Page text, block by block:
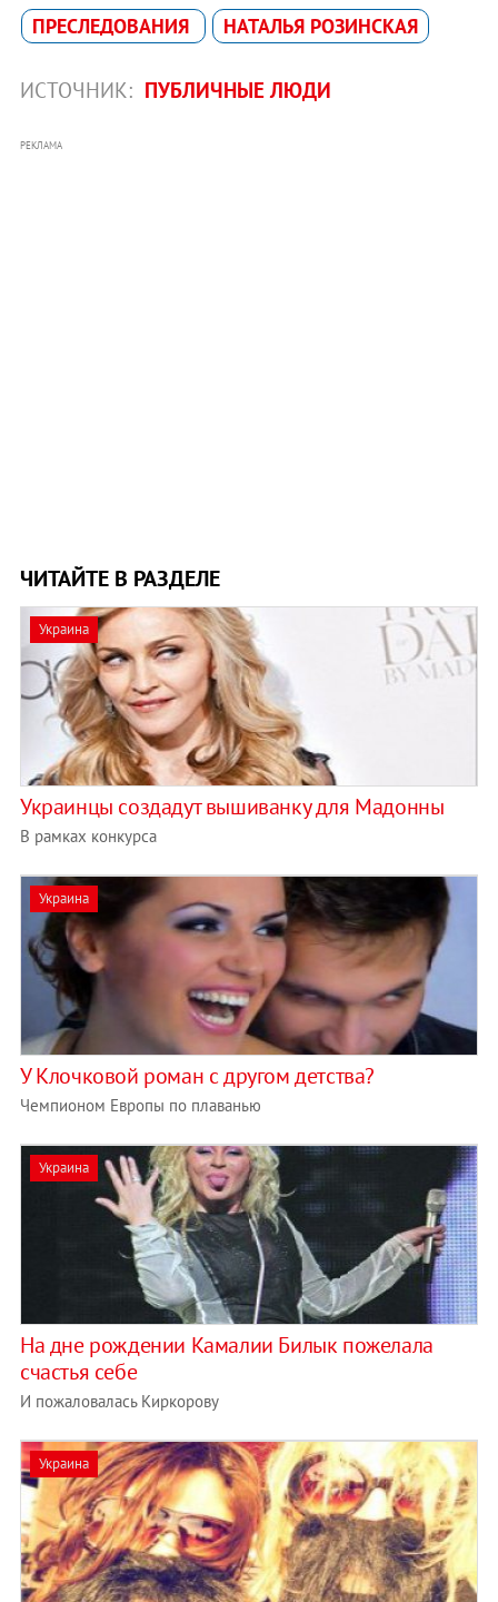
ПРЕСЛЕДОВАНИЯ НАТАЛЬЯ РОЗИНСКАЯ
ИСТОЧНИК: ПУБЛИЧНЫЕ ЛЮДИ
РЕКЛАМА
ЧИТАЙТЕ В РАЗДЕЛЕ
Украина
Украинцы создадут вышиванку для Мадонны
В рамках конкурса
Украина
У Клочковой роман с другом детства?
Чемпионом Европы по плаванью
Украина
На дне рождении Камалии Билык пожелала
счастья себе
И пожаловалась Киркорову
Украина